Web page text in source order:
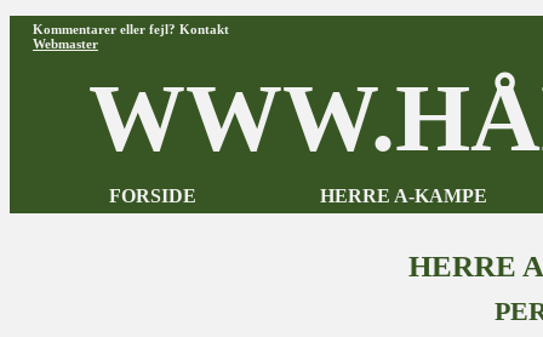
Kommentarer eller fejl? Kontakt
Webmaster
FORSIDE HERRE A-KAMPE
HERRE